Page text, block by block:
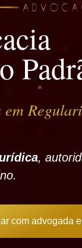
em
,
com advogada